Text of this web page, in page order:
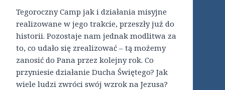
Tegoroczny Camp jak i działania misyjne
realizowane w jego trakcie, przeszły już do
historii. Pozostaje nam jednak modlitwa za
to, co udało się zrealizować – tą możemy
zanosić do Pana przez kolejny rok. Co
przyniesie działanie Ducha Świętego? Jak
wiele ludzi zwróci swój wzrok na Jezusa?